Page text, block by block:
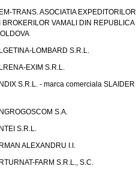
TRANS. ASOCIATIA EXPEDITORILOR
BROKERILOR VAMALI DIN REPUBLICA
LOMBARD S.R.L.
EXIM S.R.L.
S.R.L. - marca comerciala SLAIDER
S.A.
S.R.L.
ALEXANDRU I.I.
FARM S.R.L., S.C.